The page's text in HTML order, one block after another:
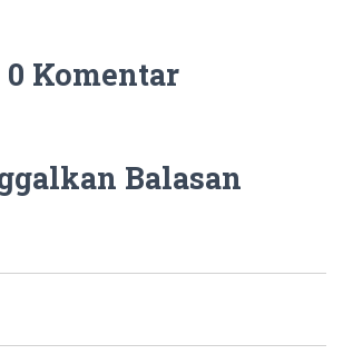
0 Komentar
Balasan